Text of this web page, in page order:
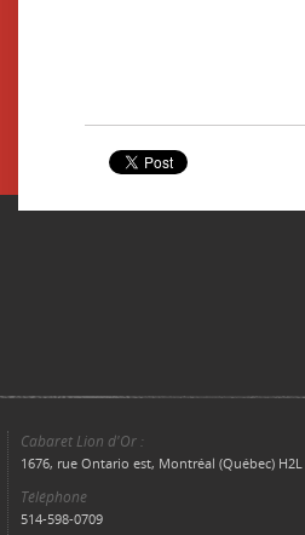
Cabaret Lion d'Or :
1676, rue Ontario est, Montréal (Québec) H2L
Téléphone
514-598-0709